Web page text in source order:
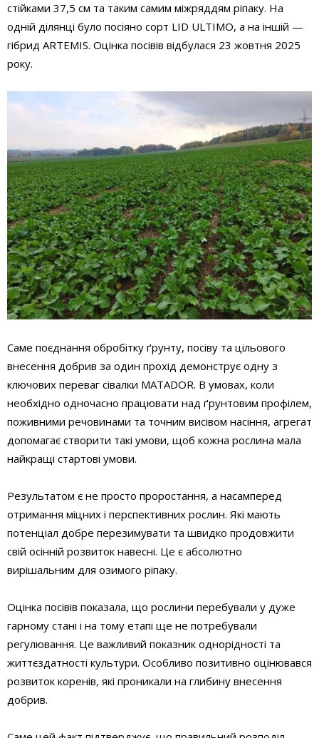
стійками 37,5 см та таким самим міжряддям ріпаку. На
одній ділянці було посіяно сорт LID ULTIMO, а на іншій —
гібрид ARTEMIS. Оцінка посівів відбулася 23 жовтня 2025
року.
Саме поєднання обробітку ґрунту, посіву та цільового
внесення добрив за один прохід демонструє одну з
ключових переваг сівалки MATADOR. В умовах, коли
необхідно одночасно працювати над ґрунтовим профілем,
поживними речовинами та точним висівом насіння, агрегат
допомагає створити такі умови, щоб кожна рослина мала
найкращі стартові умови.
Результатом є не просто проростання, а насамперед
отримання міцних і перспективних рослин. Які мають
потенціал добре перезимувати та швидко продовжити
свій осінній розвиток навесні. Це є абсолютно
вирішальним для озимого ріпаку.
Оцінка посівів показала, що рослини перебували у дуже
гарному стані і на тому етапі ще не потребували
регулювання. Це важливий показник однорідності та
життєздатності культури. Особливо позитивно оцінювався
розвиток коренів, які проникали на глибину внесення
добрив.